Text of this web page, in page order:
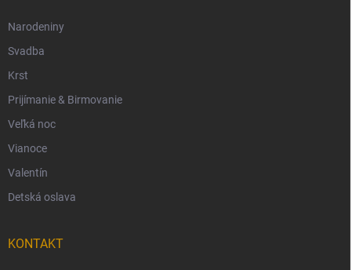
Narodeniny
Svadba
Krst
Prijímanie & Birmovanie
Veľká noc
Vianoce
Valentín
Detská oslava
KONTAKT